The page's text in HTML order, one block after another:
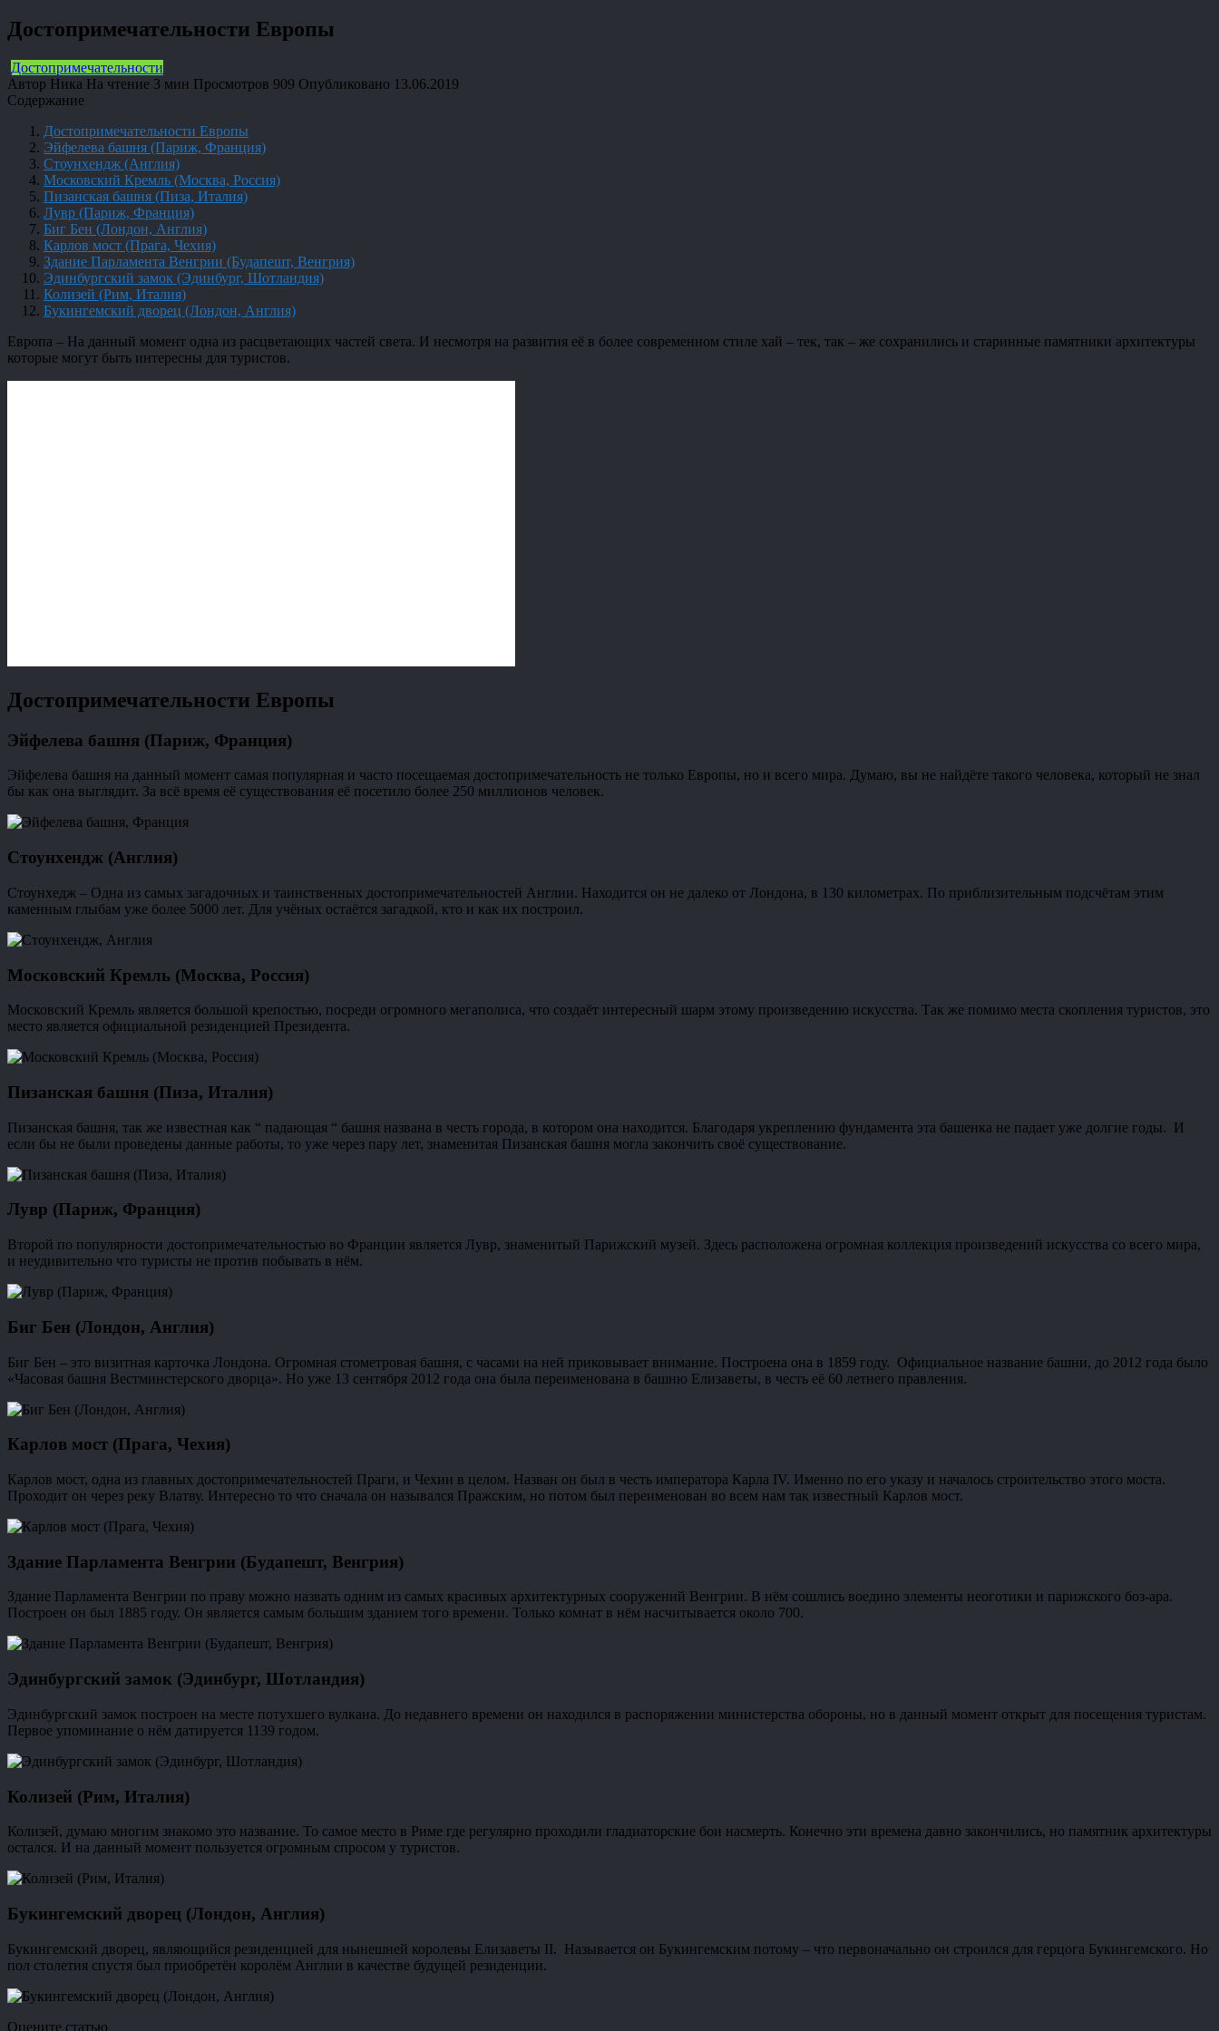
Достопримечательности Европы
Достопримечательности
Автор Ника На чтение 3 мин Просмотров 909 Опубликовано 13.06.2019
Содержание
Достопримечательности Европы
Эйфелева башня (Париж, Франция)
Стоунхендж (Англия)
Московский Кремль (Москва, Россия)
Пизанская башня (Пиза, Италия)
Лувр (Париж, Франция)
Биг Бен (Лондон, Англия)
Карлов мост (Прага, Чехия)
Здание Парламента Венгрии (Будапешт, Венгрия)
Эдинбургский замок (Эдинбург, Шотландия)
Колизей (Рим, Италия)
Букингемский дворец (Лондон, Англия)
Европа – На данный момент одна из расцветающих частей света. И несмотря на развития её в более современном стиле хай – тек, так – же сохранились и старинные памятники архитектуры
которые могут быть интересны для туристов.
Достопримечательности Европы
Эйфелева башня (Париж, Франция)
Эйфелева башня на данный момент самая популярная и часто посещаемая достопримечательность не только Европы, но и всего мира. Думаю, вы не найдёте такого человека, который не знал
бы как она выглядит. За всё время её существования её посетило более 250 миллионов человек.
Стоунхендж (Англия)
Стоунхедж – Одна из самых загадочных и таинственных достопримечательностей Англии. Находится он не далеко от Лондона, в 130 километрах. По приблизительным подсчётам этим
каменным глыбам уже более 5000 лет. Для учёных остаётся загадкой, кто и как их построил.
Московский Кремль (Москва, Россия)
Московский Кремль является большой крепостью, посреди огромного мегаполиса, что создаёт интересный шарм этому произведению искусства. Так же помимо места скопления туристов, это
место является официальной резиденцией Президента.
Пизанская башня (Пиза, Италия)
Пизанская башня, так же известная как “ падающая “ башня названа в честь города, в котором она находится. Благодаря укреплению фундамента эта башенка не падает уже долгие годы. И
если бы не были проведены данные работы, то уже через пару лет, знаменитая Пизанская башня могла закончить своё существование.
Лувр (Париж, Франция)
Второй по популярности достопримечательностью во Франции является Лувр, знаменитый Парижский музей. Здесь расположена огромная коллекция произведений искусства со всего мира,
и неудивительно что туристы не против побывать в нём.
Биг Бен (Лондон, Англия)
Биг Бен – это визитная карточка Лондона. Огромная стометровая башня, с часами на ней приковывает внимание. Построена она в 1859 году. Официальное название башни, до 2012 года было
«Часовая башня Вестминстерского дворца». Но уже 13 сентября 2012 года она была переименована в башню Елизаветы, в честь её 60 летнего правления.
Карлов мост (Прага, Чехия)
Карлов мост, одна из главных достопримечательностей Праги, и Чехии в целом. Назван он был в честь императора Карла IV. Именно по его указу и началось строительство этого моста.
Проходит он через реку Влатву. Интересно то что сначала он назывался Пражским, но потом был переименован во всем нам так известный Карлов мост.
Здание Парламента Венгрии (Будапешт, Венгрия)
Здание Парламента Венгрии по праву можно назвать одним из самых красивых архитектурных сооружений Венгрии. В нём сошлись воедино элементы неоготики и парижского боз-ара.
Построен он был 1885 году. Он является самым большим зданием того времени. Только комнат в нём насчитывается около 700.
Эдинбургский замок (Эдинбург, Шотландия)
Эдинбургский замок построен на месте потухшего вулкана. До недавнего времени он находился в распоряжении министерства обороны, но в данный момент открыт для посещения туристам.
Первое упоминание о нём датируется 1139 годом.
Колизей (Рим, Италия)
Колизей, думаю многим знакомо это название. То самое место в Риме где регулярно проходили гладиаторские бои насмерть. Конечно эти времена давно закончились, но памятник архитектуры
остался. И на данный момент пользуется огромным спросом у туристов.
Букингемский дворец (Лондон, Англия)
Букингемский дворец, являющийся резиденцией для нынешней королевы Елизаветы II. Называется он Букингемским потому – что первоначально он строился для герцога Букингемского. Но
пол столетия спустя был приобретён королём Англии в качестве будущей резиденции.
Оцените статью